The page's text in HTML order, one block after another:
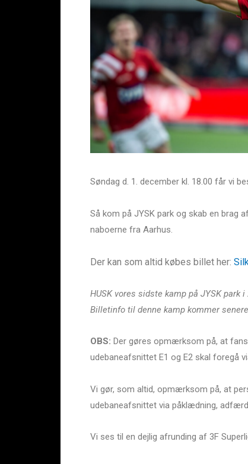
Søndag d. 1. december kl. 18.00 får vi
Så kom på JYSK park og skab en brag
naboerne fra Aarhus.
Der kan som altid købes billet her:
HUSK vores sidste kamp på JYSK park
Billetinfo til denne kamp kommer
OBS: Der gøres opmærksom på, at
udebaneafsnittet E1 og E2 skal foregå
Vi gør, som altid, opmærksom på, at
udebaneafsnittet via påklædning,
Vi ses til en dejlig afrunding af 3F